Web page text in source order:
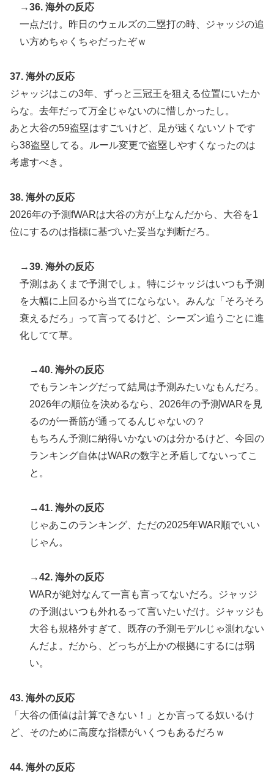
→36. 海外の反応
一点だけ。昨日のウェルズの二塁打の時、ジャッジの追
い方めちゃくちゃだったぞｗ
37. 海外の反応
ジャッジはこの3年、ずっと三冠王を狙える位置にいたか
らな。去年だって万全じゃないのに惜しかったし。
あと大谷の59盗塁はすごいけど、足が速くないソトです
ら38盗塁してる。ルール変更で盗塁しやすくなったのは
考慮すべき。
38. 海外の反応
2026年の予測fWARは大谷の方が上なんだから、大谷を1
位にするのは指標に基づいた妥当な判断だろ。
→39. 海外の反応
予測はあくまで予測でしょ。特にジャッジはいつも予測
を大幅に上回るから当てにならない。みんな「そろそろ
衰えるだろ」って言ってるけど、シーズン追うごとに進
化してて草。
→40. 海外の反応
でもランキングだって結局は予測みたいなもんだろ。
2026年の順位を決めるなら、2026年の予測WARを見
るのが一番筋が通ってるんじゃないの？
もちろん予測に納得いかないのは分かるけど、今回の
ランキング自体はWARの数字と矛盾してないってこ
と。
→41. 海外の反応
じゃあこのランキング、ただの2025年WAR順でいい
じゃん。
→42. 海外の反応
WARが絶対なんて一言も言ってないだろ。ジャッジ
の予測はいつも外れるって言いたいだけ。ジャッジも
大谷も規格外すぎて、既存の予測モデルじゃ測れない
んだよ。だから、どっちが上かの根拠にするには弱
い。
43. 海外の反応
「大谷の価値は計算できない！」とか言ってる奴いるけ
ど、そのために高度な指標がいくつもあるだろｗ
44. 海外の反応